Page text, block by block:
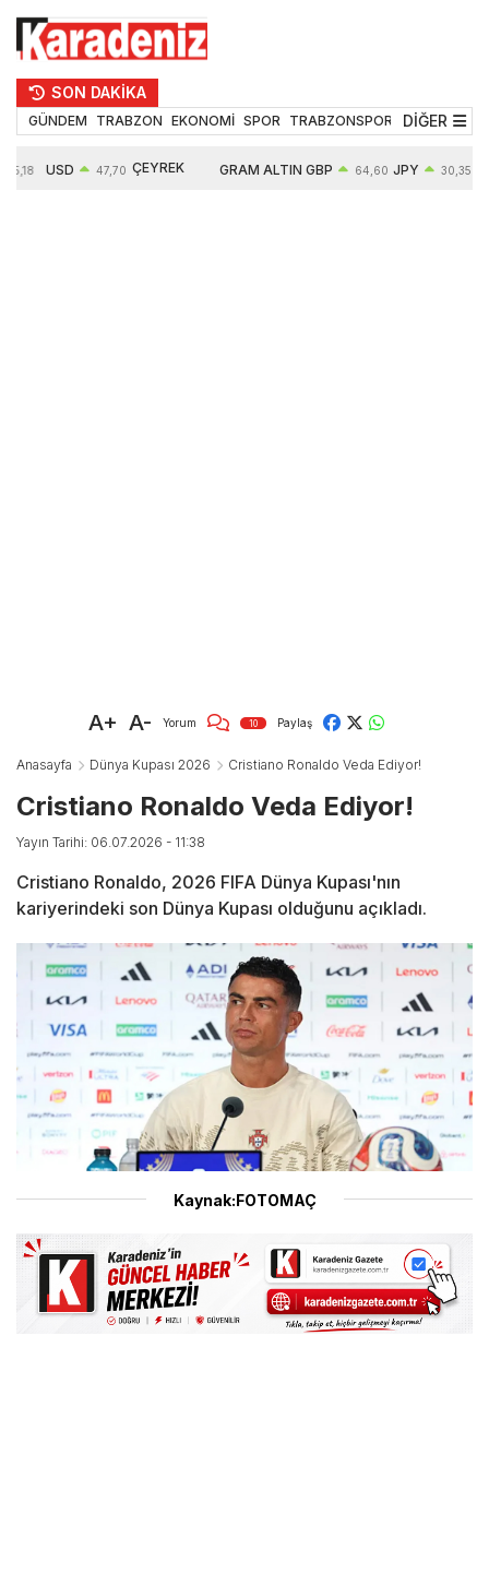
SON DAKİKA
GÜNDEM TRABZON EKONOMİ SPOR TRABZONSPOR TEKNOLOJİ
DİĞER
55,18 USD 47,70 ÇEYREK GRAM ALTIN GBP 64,60 JPY 30,35
A+ A- Yorum 10 Paylaş
Anasayfa Dünya Kupası 2026 Cristiano Ronaldo Veda Ediyor!
Cristiano Ronaldo Veda Ediyor!
Yayın Tarihi: 06.07.2026 - 11:38
Cristiano Ronaldo, 2026 FIFA Dünya Kupası'nın
kariyerindeki son Dünya Kupası olduğunu açıkladı.
Kaynak:FOTOMAÇ